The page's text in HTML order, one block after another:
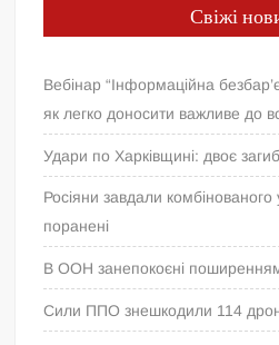
Свіжі
Вебінар “Інформаційна
як легко доносити важливе до
Удари по Харківщині: двоє
Росіяни завдали
поранені
В ООН занепокоєні
Сили ППО знешкодили 114